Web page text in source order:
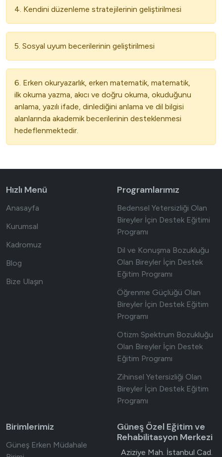
4. Kendini düzenleme stratejilerinin geliştirilmesi
5. Sosyal uyum becerilerinin geliştirilmesi
6. Erken okuryazarlık, erken matematik, matematik,
ilk okuma yazma, akıcı ve doğru okuma, okuduğunu
anlama, yazılı ifade, dinlediğini anlama ve dil bilgisi
alanlarında akademik becerilerinin desteklenmesi
hedeflenmektedir.
Hızlı Menü
Anasayfa
Kurumsal
Kadromuz
Blog
Bize Ulaşın
Programlarımız
Bedensel Yetersizliği Olan
Bireyler İçin Destek Eğitimi
Programı
Dil ve Konuşma Bozukluğu
Olan Bireyler İçin Destek
Eğitim Programı
Öğrenme Güçlüğü Olan
Bireyler İçin Destek Eğitim
Programı
Otizm Spektrum Bozukluğu
Olan Bireyler İçin Destek
Eğitim Programı
Zihinsel Yetersizliği Olan
Bireyler İçin Destek Eğitim
Programı
Birimlerimiz
Güneş Erken Müdahale
Güneş Özel Eğitim ve
Rehabilitasyon Merkezi
Adres
Aziziye Mah. İstanbul Cad.